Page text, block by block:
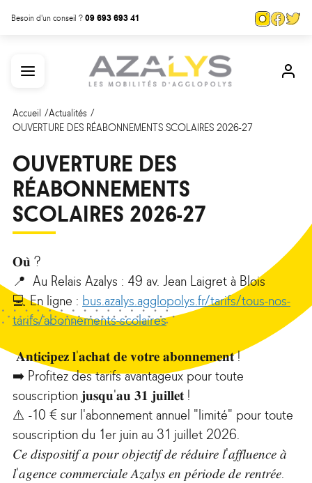
Besoin d'un conseil ?09 693 693 41
PagePage
Menu
Mon
Accueil Actualités
OUVERTURE DES RÉABONNEMENTS SCOLAIRES 2026-27
OUVERTURE DES
RÉABONNEMENTS
SCOLAIRES 2026-27
𝐎𝐮̀ ?
📍 Au Relais Azalys : 49 av. Jean Laigret à Blois
💻 En ligne : bus.azalys.agglopolys.fr/tarifs/tous-nos-
tarifs/abonnements-scolaires
𝐀𝐧𝐭𝐢𝐜𝐢𝐩𝐞𝐳 𝐥'𝐚𝐜𝐡𝐚𝐭 𝐝𝐞 𝐯𝐨𝐭𝐫𝐞 𝐚𝐛𝐨𝐧𝐧𝐞𝐦𝐞𝐧𝐭 !
➡️ Profitez des tarifs avantageux pour toute
souscription 𝐣𝐮𝐬𝐪𝐮'𝐚𝐮 𝟑𝟏 𝐣𝐮𝐢𝐥𝐥𝐞𝐭 !
⚠️ -10 € sur l'abonnement annuel "limité" pour toute
souscription du 1er juin au 31 juillet 2026.
𝐶𝑒 𝑑𝑖𝑠𝑝𝑜𝑠𝑖𝑡𝑖𝑓 𝑎 𝑝𝑜𝑢𝑟 𝑜𝑏𝑗𝑒𝑐𝑡𝑖𝑓 𝑑𝑒 𝑟𝑒́𝑑𝑢𝑖𝑟𝑒 𝑙'𝑎𝑓𝑓𝑙𝑢𝑒𝑛𝑐𝑒 𝑎̀
𝑙'𝑎𝑔𝑒𝑛𝑐𝑒 𝑐𝑜𝑚𝑚𝑒𝑟𝑐𝑖𝑎𝑙𝑒 𝐴𝑧𝑎𝑙𝑦𝑠 𝑒𝑛 𝑝𝑒́𝑟𝑖𝑜𝑑𝑒 𝑑𝑒 𝑟𝑒𝑛𝑡𝑟𝑒́𝑒.